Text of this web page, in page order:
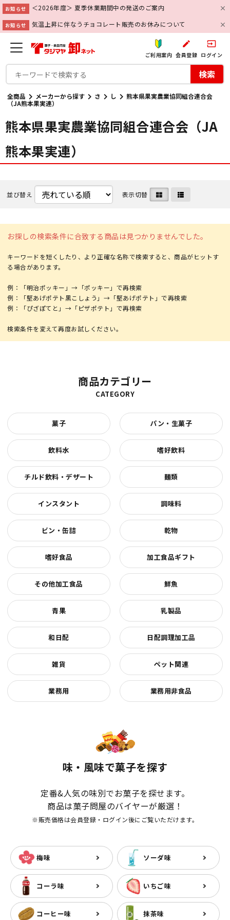
お知らせ ＜2026年度＞ 夏季休業期間中の発送のご案内
お知らせ 気温上昇に伴なうチョコレート販売のお休みについて
ご利用案内
create
会員登録
input
ログイン
検索
全商品 メーカーから探す さ し
熊本県果実農業協同組合連合会
（JA熊本果実連）
熊本県果実農業協同組合連合会（JA
熊本果実連）
並び替え 表示切替
お探しの検索条件に合致する商品は見つかりませんでした。
キーワードを短くしたり、より正確な名称で検索すると、商品がヒットす
る場合があります。
例：「明治ポッキー」→「ポッキー」で再検索
例：「堅あげポテト黒こしょう」→「堅あげポテト」で再検索
例：「ぴざぽてと」→「ピザポテト」で再検索
商品カテゴリー
CATEGORY
菓子 パン・生菓子
飲料水 嗜好飲料
チルド飲料・デザート 麺類
インスタント 調味料
ビン・缶詰 乾物
嗜好食品 加工食品ギフト
その他加工食品 鮮魚
青果 乳製品
和日配 日配調理加工品
雑貨 ペット関連
業務用 業務用非食品
味・風味で菓子を探す
定番&人気の味別でお菓子を探せます。
商品は菓子問屋のバイヤーが厳選！
※販売価格は会員登録・ログイン後にご覧いただけます。
梅味 ソーダ味
コーラ味 いちご味
コーヒー味 抹茶味